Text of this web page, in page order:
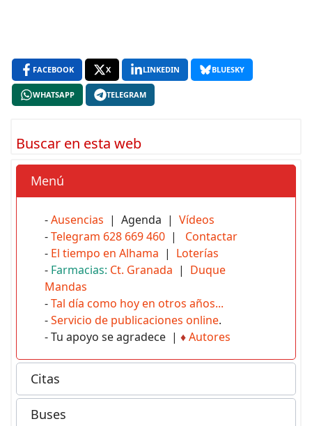
FACEBOOK X LINKEDIN BLUESKY
WHATSAPP TELEGRAM
Buscar en esta web
Menú
-Ausencias | Agenda | Vídeos
-Telegram 628 669 460 | Contactar
- El tiempo en Alhama | Loterías
- Farmacias: Ct. Granada | Duque
Mandas
-Tal día como hoy en otros años...
-Servicio de publicaciones online.
- Tu apoyo se agradece | ♦Autores
Citas
Buses